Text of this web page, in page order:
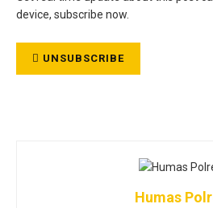
device, subscribe now.
UNSUBSCRIBE
Humas